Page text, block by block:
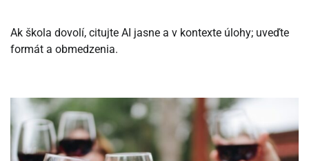
Ak škola dovolí, citujte AI jasne a v kontexte úlohy; uveďte
formát a obmedzenia.